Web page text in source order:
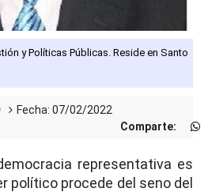
y Políticas Públicas. Reside en Santo
Fecha: 07/02/2022
Comparte:
representativa es
político procede del seno del